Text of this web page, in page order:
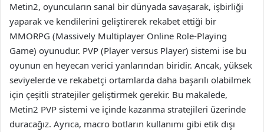
Metin2, oyuncuların sanal bir dünyada savaşarak, işbirliği
yaparak ve kendilerini geliştirerek rekabet ettiği bir
MMORPG (Massively Multiplayer Online Role-Playing
Game) oyunudur. PVP (Player versus Player) sistemi ise bu
oyunun en heyecan verici yanlarından biridir. Ancak, yüksek
seviyelerde ve rekabetçi ortamlarda daha başarılı olabilmek
için çeşitli stratejiler geliştirmek gerekir. Bu makalede,
Metin2 PVP sistemi ve içinde kazanma stratejileri üzerinde
duracağız. Ayrıca, macro botların kullanımı gibi etik dışı